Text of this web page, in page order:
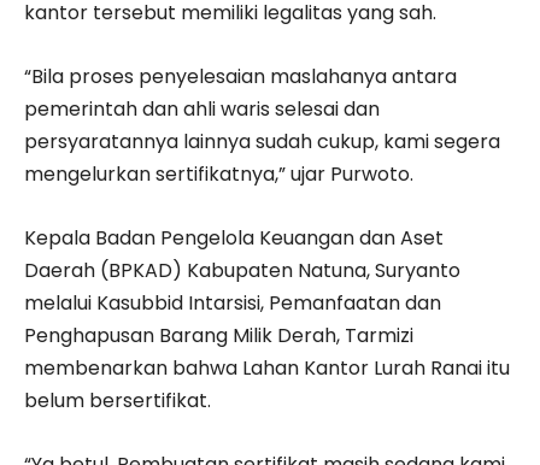
kantor tersebut memiliki legalitas yang sah.
“Bila proses penyelesaian maslahanya antara
pemerintah dan ahli waris selesai dan
persyaratannya lainnya sudah cukup, kami segera
mengelurkan sertifikatnya,” ujar Purwoto.
Kepala Badan Pengelola Keuangan dan Aset
Daerah (BPKAD) Kabupaten Natuna, Suryanto
melalui Kasubbid Intarsisi, Pemanfaatan dan
Penghapusan Barang Milik Derah, Tarmizi
membenarkan bahwa Lahan Kantor Lurah Ranai itu
belum bersertifikat.